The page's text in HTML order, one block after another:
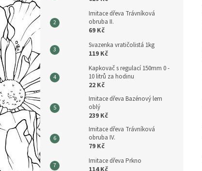
Imitace dřeva Trávníková
obruba II.
69 Kč
Svazenka vratičolistá 1kg
119 Kč
Kapkovač s regulací 150mm 0 -
10 litrů za hodinu
22 Kč
Imitace dřeva Bazénový lem
oblý
239 Kč
Imitace dřeva Trávníková
obruba IV.
79 Kč
Imitace dřeva Prkno